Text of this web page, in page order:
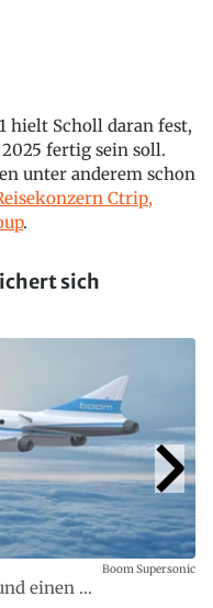
hielt Scholl daran fest,
fertig sein soll.
unter anderem schon
Ctrip,
.
sich
einen ...
Boom Supersonic